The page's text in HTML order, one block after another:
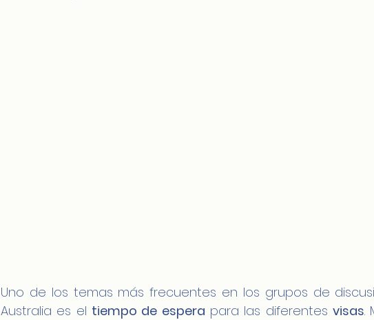
Uno de los temas más frecuentes en los grupos de
Australia es el tiempo de espera para las diferentes visas.